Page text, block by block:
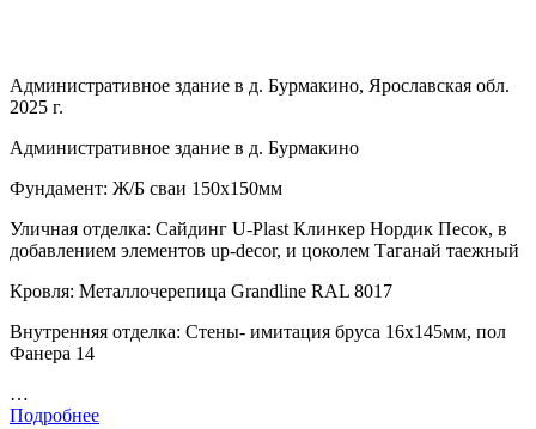
Административное здание в д. Бурмакино, Ярославская обл.
2025 г.
Административное здание в д. Бурмакино
Фундамент: Ж/Б сваи 150х150мм
Уличная отделка: Сайдинг U-Plast Клинкер Нордик Песок, в
добавлением элементов up-decor, и цоколем Таганай таежный
Кровля: Металлочерепица Grandline RAL 8017
Внутренняя отделка: Стены- имитация бруса 16х145мм, пол
Фанера 14
…
Подробнее